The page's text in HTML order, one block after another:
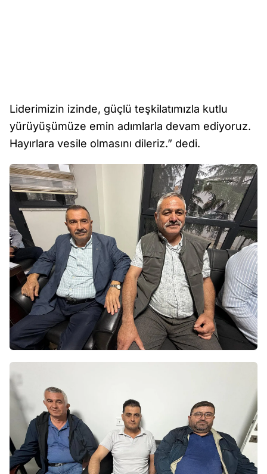
Liderimizin izinde, güçlü teşkilatımızla kutlu
yürüyüşümüze emin adımlarla devam ediyoruz.
Hayırlara vesile olmasını dileriz.” dedi.